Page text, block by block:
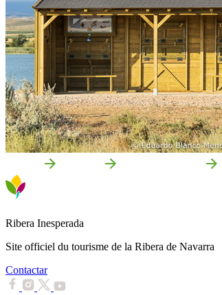
Ribera Inesperada
Site officiel du tourisme de la Ribera de Navarra
Contactar